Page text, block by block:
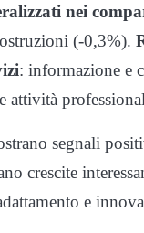
nei
(-0,3%).
: informazione e
attività
segnali
crescite
e